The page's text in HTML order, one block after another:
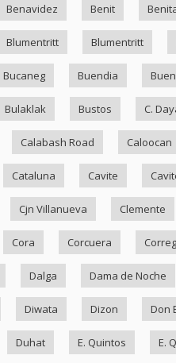
Benavidez Benit
Blumentritt Blumentritt
Bucaneg Buendia
Bulaklak Bustos C.
Calabash Road Caloocan
Cataluna Cavite
Cjn Villanueva Clemente
Cora Corcuera
Dalga Dama de Noche
Diwata Dizon Don
Duhat E. Quintos E.